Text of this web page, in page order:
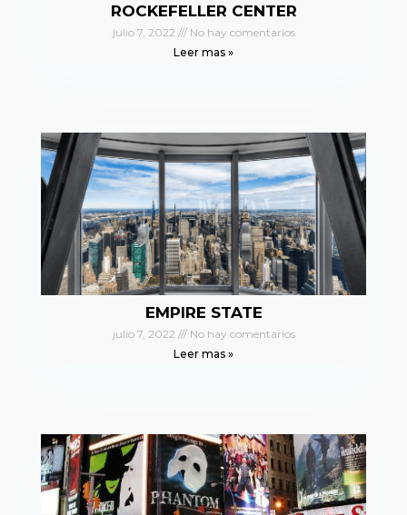
ROCKEFELLER CENTER
julio 7, 2022
No hay comentarios
Leer mas »
EMPIRE STATE
julio 7, 2022
No hay comentarios
Leer mas »